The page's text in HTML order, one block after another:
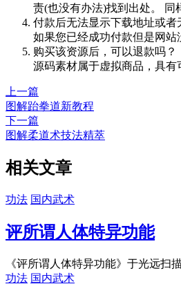
责(也没有办法)找到出处。 同
付款后无法显示下载地址或者
如果您已经成功付款但是网
购买该资源后，可以退款吗？
源码素材属于虚拟商品，具
上一篇
图解跆拳道新教程
下一篇
图解柔道术技法精萃
相关文章
功法 国内武术
评所谓人体特异功能
《评所谓人体特异功能》于光远扫
功法 国内武术